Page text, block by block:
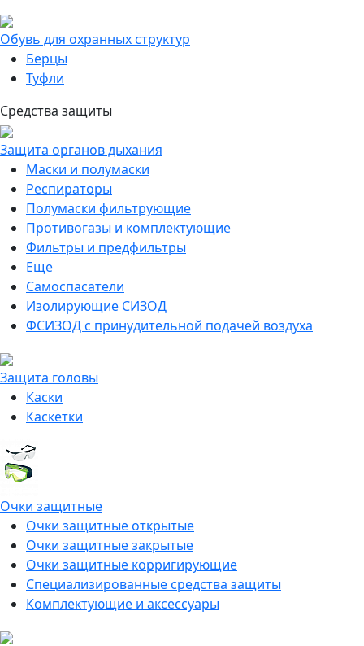
Обувь для охранных структур
Берцы
Туфли
Средства защиты
Защита органов дыхания
Маски и полумаски
Респираторы
Полумаски фильтрующие
Противогазы и комплектующие
Фильтры и предфильтры
Еще
Самоспасатели
Изолирующие СИЗОД
ФСИЗОД с принудительной подачей воздуха
Защита головы
Каски
Каскетки
Очки защитные
Очки защитные открытые
Очки защитные закрытые
Очки защитные корригирующие
Специализированные средства защиты
Комплектующие и аксессуары